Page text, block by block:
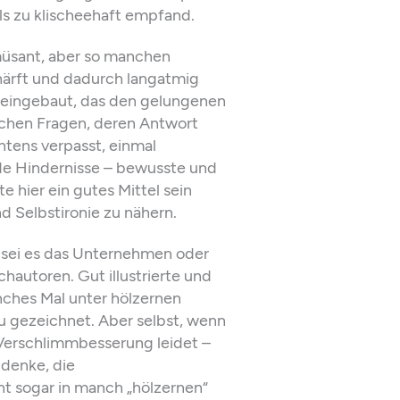
zu klischeehaft empfand.
aber so manchen
und dadurch langatmig
das den gelungenen
Fragen, deren Antwort
verpasst, einmal
Hindernisse – bewusste und
hier ein gutes Mittel sein
Selbstironie zu nähern.
es das Unternehmen oder
Gut illustrierte und
Mal unter hölzernen
gezeichnet. Aber selbst, wenn
leidet –
die
in manch „hölzernen“